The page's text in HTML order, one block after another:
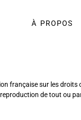
À PROPOS
française sur les
de tout ou